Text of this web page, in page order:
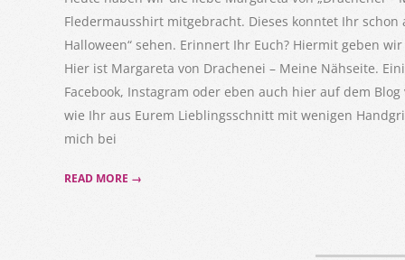
Fledermausshirt mitgebracht. Dieses konntet Ihr
Halloween“ sehen. Erinnert Ihr Euch? Hiermit geben
Hier ist Margareta von Drachenei – Meine Nähseite.
Facebook, Instagram oder eben auch hier auf dem
wie Ihr aus Eurem Lieblingsschnitt mit wenigen
mich bei
READ MORE →